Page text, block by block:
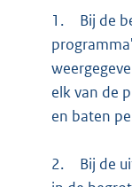
1.
Bij de
elk van de
en baten
2.
Bij de